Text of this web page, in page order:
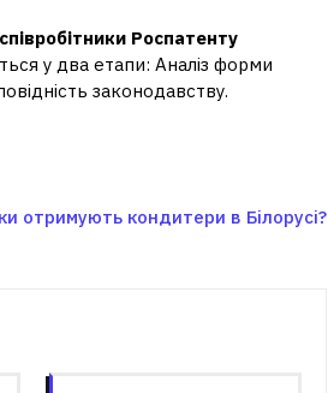
співробітники Роспатенту
у два етапи: Аналіз форми
законодавству.
отримують кондитери в Білорусі?